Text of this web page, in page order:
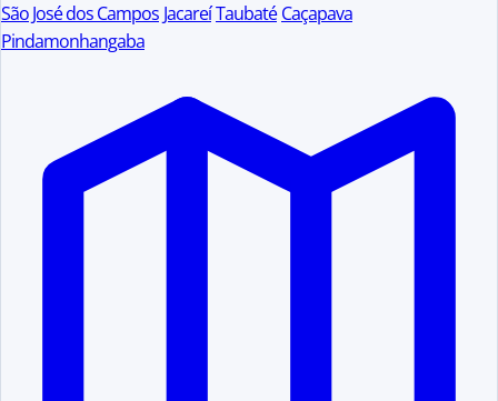
São José dos Campos JacareíTaubaté Caçapava
Pindamonhangaba